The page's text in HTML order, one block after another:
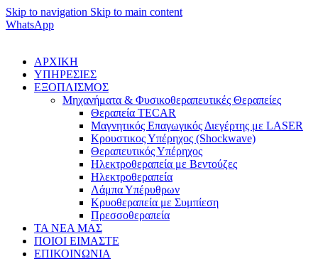
Skip to navigation Skip to main content
WhatsApp
ΑΡΧΙΚΗ
ΥΠΗΡΕΣΙΕΣ
ΕΞΟΠΛΙΣΜΟΣ
Μηχανήματα & Φυσικοθεραπευτικές Θεραπείες
Θεραπεία TECAR
Μαγνητικός Επαγωγικός Διεγέρτης με LASER
Κρουστικος Υπέρηχος (Shockwave)
Θεραπευτικός Υπέρηχος
Ηλεκτροθεραπεία με Βεντούζες
Ηλεκτροθεραπεία
Λάμπα Υπέρυθρων
Κρυοθεραπεία με Συμπίεση
Πρεσσοθεραπεία
ΤΑ ΝΕΑ ΜΑΣ
ΠΟΙΟΙ ΕΙΜΑΣΤΕ
ΕΠΙΚΟΙΝΩΝΙΑ